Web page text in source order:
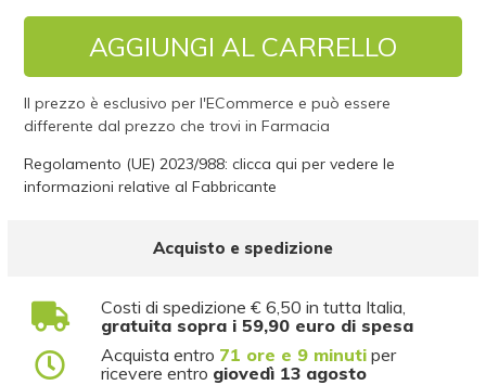
AGGIUNGI AL CARRELLO
Il prezzo è esclusivo per l'ECommerce e può essere
differente dal prezzo che trovi in Farmacia
Regolamento (UE) 2023/988: clicca qui per vedere le
informazioni relative al Fabbricante
Acquisto e spedizione
Costi di spedizione € 6,50 in tutta Italia,
gratuita sopra i 59,90 euro di spesa
Acquista entro 71 ore e 9 minuti per
ricevere entro giovedì 13 agosto